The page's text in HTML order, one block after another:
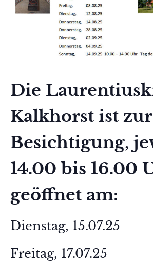
Die
Kalkhorst ist zur
Besichtigung,
14.00 bis 16.00
geöffnet am:
Dienstag, 15.07.25
Freitag, 17.07.25